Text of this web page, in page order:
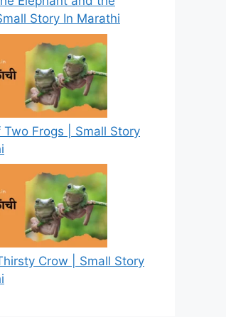
Story In Marathi
Two Frogs | Small Story
Crow | Small Story